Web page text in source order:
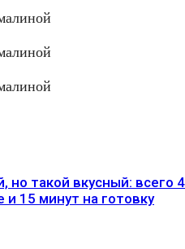
но такой вкусный: всего 4
и 15 минут на готовку